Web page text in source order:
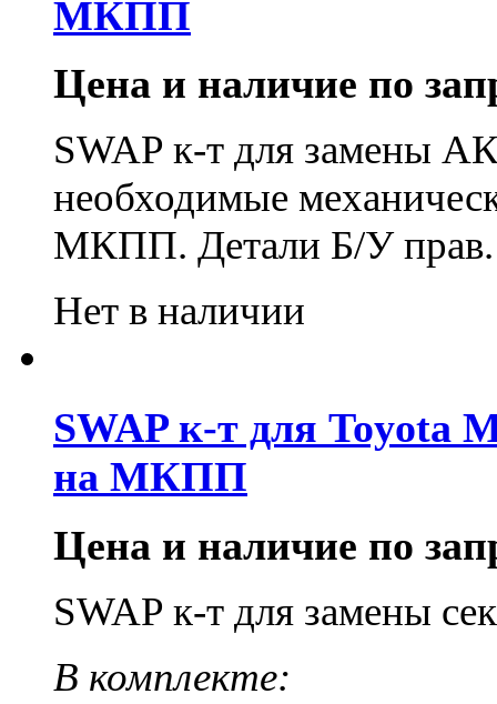
МКПП
Цена и наличие по
SWAP к-т для замены
необходимые
МКПП. Детали Б/У прав.
Нет в наличии
SWAP к-т для Toyota
на МКПП
Цена и наличие по
SWAP к-т для замены
В комплекте: